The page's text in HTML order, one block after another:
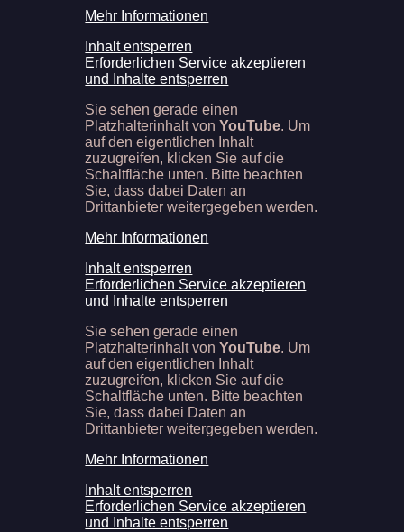
Mehr Informationen
Inhalt entsperren
Erforderlichen Service akzeptieren
und Inhalte entsperren
Sie sehen gerade einen
Platzhalterinhalt vonYouTube. Um
auf den eigentlichen Inhalt
zuzugreifen, klicken Sie auf die
Schaltfläche unten. Bitte beachten
Sie, dass dabei Daten an
Drittanbieter weitergegeben werden.
Mehr Informationen
Inhalt entsperren
Erforderlichen Service akzeptieren
und Inhalte entsperren
Sie sehen gerade einen
Platzhalterinhalt vonYouTube. Um
auf den eigentlichen Inhalt
zuzugreifen, klicken Sie auf die
Schaltfläche unten. Bitte beachten
Sie, dass dabei Daten an
Drittanbieter weitergegeben werden.
Mehr Informationen
Inhalt entsperren
Erforderlichen Service akzeptieren
und Inhalte entsperren